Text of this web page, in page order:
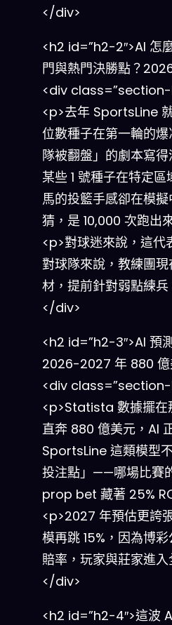
</div>
<h2 id=”h2-2″>AI 怎
門與熱門決勝點？
<div class=”section-
<p>去年 SportsLine
位數種子在第一輪的
隊被翻盤」的劇本寫
某些 1 號種子在特定
馬的投籃手感卻在模
猜，是 10,000 次跑出
<p>對球迷來說，這
對球隊來說，教練團
材，提前針對弱點練
</div>
<h2 id=”h2-3″>AI 預
2026-2027 年 880 億
<div class=”section-
<p>Statista 數據擺在
直奔 880 億美元，AI
SportsLine 這類模型
投注點」——哪場比賽
prop bet 藏著 25%
<p>2027 年預估更誇
模再跳 15%，因為博
賠率，玩家與莊家進
</div>
<h2 id=”h2-4″>這波